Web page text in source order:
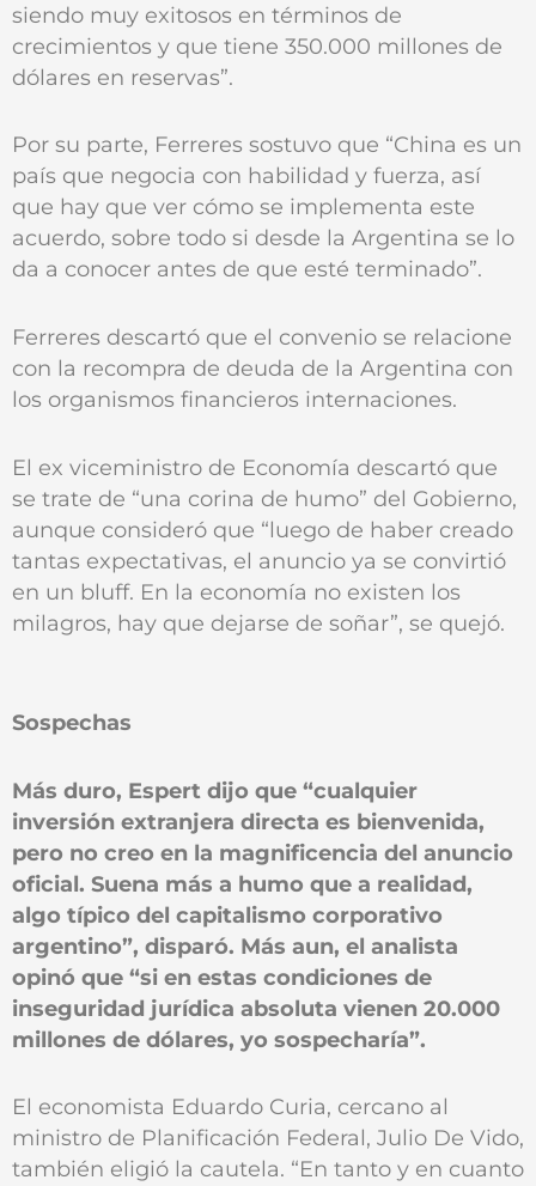
siendo muy exitosos en términos de
crecimientos y que tiene 350.000 millones de
dólares en reservas”.
Por su parte, Ferreres sostuvo que “China es un
país que negocia con habilidad y fuerza, así
que hay que ver cómo se implementa este
acuerdo, sobre todo si desde la Argentina se lo
da a conocer antes de que esté terminado”.
Ferreres descartó que el convenio se relacione
con la recompra de deuda de la Argentina con
los organismos financieros internaciones.
El ex viceministro de Economía descartó que
se trate de “una corina de humo” del Gobierno,
aunque consideró que “luego de haber creado
tantas expectativas, el anuncio ya se convirtió
en un bluff. En la economía no existen los
milagros, hay que dejarse de soñar”, se quejó.
Sospechas
Más duro, Espert dijo que “cualquier
inversión extranjera directa es bienvenida,
pero no creo en la magnificencia del anuncio
oficial. Suena más a humo que a realidad,
algo típico del capitalismo corporativo
argentino”, disparó. Más aun, el analista
opinó que “si en estas condiciones de
inseguridad jurídica absoluta vienen 20.000
millones de dólares, yo sospecharía”.
El economista Eduardo Curia, cercano al
ministro de Planificación Federal, Julio De Vido,
también eligió la cautela. “En tanto y en cuanto